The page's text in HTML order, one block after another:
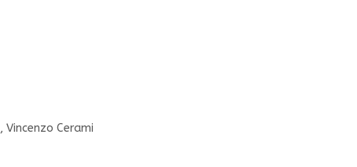
,Vincenzo Cerami